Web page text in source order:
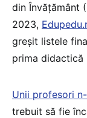
din Învățământ
2023,
greșit listele
prima didactică
Unii profesori
trebuit să fie